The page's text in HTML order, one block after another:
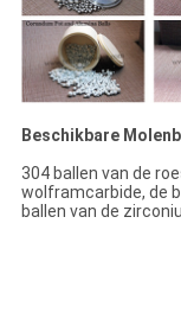
Beschikbare
304 ballen van de
wolframcarbide, de
ballen van de